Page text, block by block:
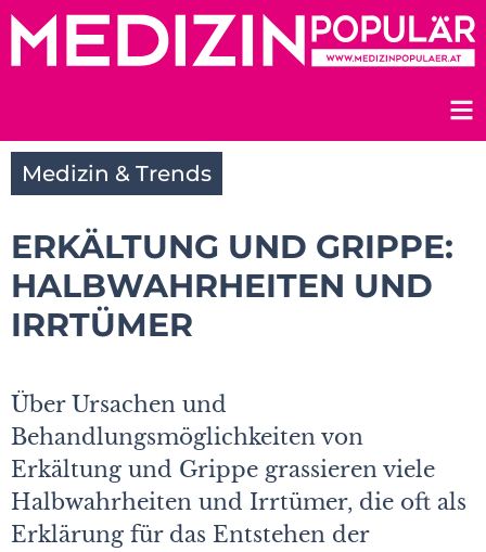
Zum
Inhalt
Medizin & Trends
ERKÄLTUNG UND GRIPPE:
HALBWAHRHEITEN UND
IRRTÜMER
Über Ursachen und
Behandlungsmöglichkeiten von
Erkältung und Grippe grassieren viele
Halbwahrheiten und Irrtümer, die oft als
Erklärung für das Entstehen der